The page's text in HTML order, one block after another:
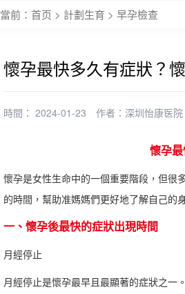
當前： 首页 > 計劃生育 > 早孕檢查
懷孕最快多久有症狀？
時間： 2024-01-23 作者： 深圳怡康医院
懷孕
懷孕是女性生命中的一個重要階段，但很
的時間，幫助准媽媽們更好地了解自己的
一、懷孕後最快的症狀出現時間
月經停止
月經停止是懷孕最早且最顯著的症狀之一